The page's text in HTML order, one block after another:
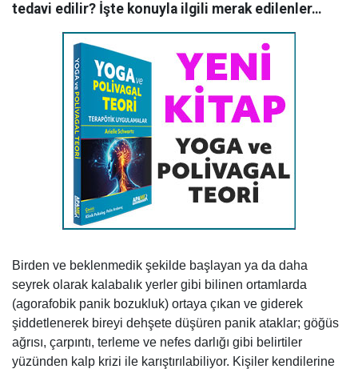
tedavi edilir? İşte konuyla ilgili merak edilenler…
Birden ve beklenmedik şekilde başlayan ya da daha
seyrek olarak kalabalık yerler gibi bilinen ortamlarda
(agorafobik panik bozukluk) ortaya çıkan ve giderek
şiddetlenerek bireyi dehşete düşüren panik ataklar; göğüs
ağrısı, çarpıntı, terleme ve nefes darlığı gibi belirtiler
yüzünden kalp krizi ile karıştırılabiliyor. Kişiler kendilerine